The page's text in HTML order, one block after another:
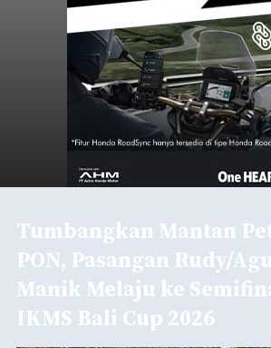
Tumbangkan Mantan
PON, Pasangan Rudy/
Manik Melaju ke
IKMS Bali Cup 2026